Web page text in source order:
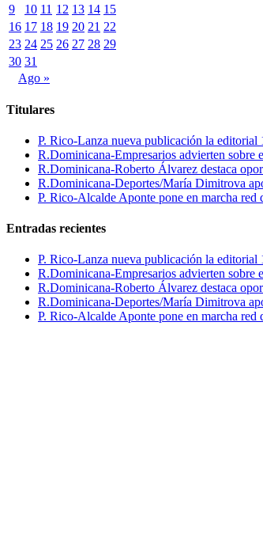
9
10 11 12 13 14 15
16 17 18 19 20 21 22
23 24 25 26 27 28 29
30 31
Ago »
Titulares
P. Rico-Lanza nueva publicación la editorial
R.Dominicana-Empresarios advierten sobre
R.Dominicana-Roberto Álvarez destaca
R.Dominicana-Deportes/María Dimitrova
P. Rico-Alcalde Aponte pone en marcha red
Entradas recientes
P. Rico-Lanza nueva publicación la editorial
R.Dominicana-Empresarios advierten sobre
R.Dominicana-Roberto Álvarez destaca
R.Dominicana-Deportes/María Dimitrova
P. Rico-Alcalde Aponte pone en marcha red